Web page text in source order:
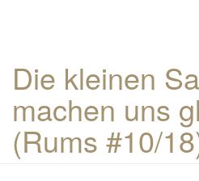
Die kleinen
machen uns
(Rums #10/